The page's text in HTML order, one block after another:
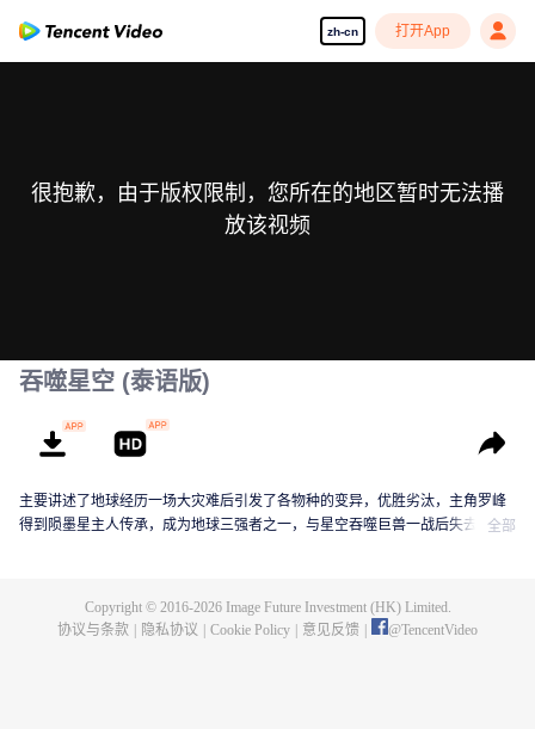
zh-cn 打开App
很抱歉，由于版权限制，您所在的地区暂时无法播
放该视频
吞噬星空 (泰语版)
主要讲述了地球经历一场大灾难后引发了各物种的变异，优胜劣汰，主角罗峰
得到陨墨星主人传承，成为地球三强者之一，与星空吞噬巨兽一战后失去肉全部
Copyright © 2016-2026Image Future Investment (HK) Limited.
协议与条款
隐私协议 Cookie Policy 意见反馈 @TencentVideo